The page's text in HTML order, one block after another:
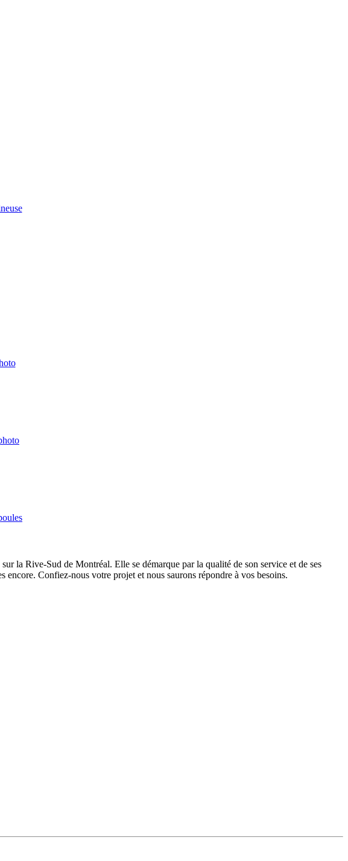
la Rive-Sud de Montréal. Elle se démarque par la qualité de son service et de ses
encore. Confiez-nous votre projet et nous saurons répondre à vos besoins.